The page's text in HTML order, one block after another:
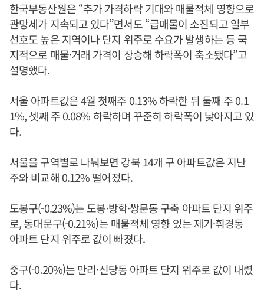
한국부동산원은 “추가 가격하락 기대와 매물적체 영향으로
관망세가 지속되고 있다”면서도 “급매물이 소진되고 일부
선호도 높은 지역이나 단지 위주로 수요가 발생하는 등 국
지적으로 매물·거래 가격이 상승해 하락폭이 축소됐다”고
설명했다.
서울 아파트값은 4월 첫째주 0.13% 하락한 뒤 둘째 주 0.1
1%, 셋째 주 0.08% 하락하며 꾸준히 하락폭이 낮아지고 있
다.
서울을 구역별로 나눠보면 강북 14개 구 아파트값은 지난
주와 비교해 0.12% 떨어졌다.
도봉구(-0.23%)는 도봉·방학·쌍문동 구축 아파트 단지 위주
로, 동대문구(-0.21%)는 매물적체 영향 있는 제기·휘경동
아파트 단지 위주로 값이 빠졌다.
중구(-0.20%)는 만리·신당동 아파트 단지 위주로 값이 내렸
다.